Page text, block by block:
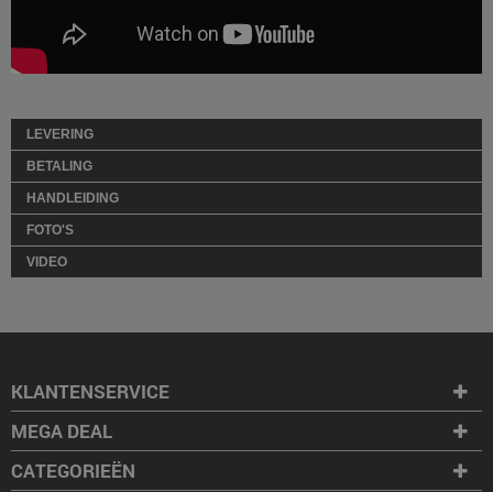
LEVERING
BETALING
HANDLEIDING
FOTO'S
VIDEO
KLANTENSERVICE
MEGA DEAL
CATEGORIEËN